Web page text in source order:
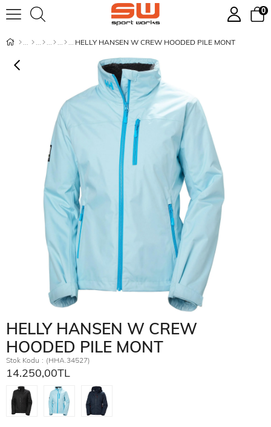
0
HELLY HANSEN W CREW HOODED PILE MONT
HELLY HANSEN W CREW
HOODED PILE MONT
Stok Kodu (HHA.34527)
14.250,00TL